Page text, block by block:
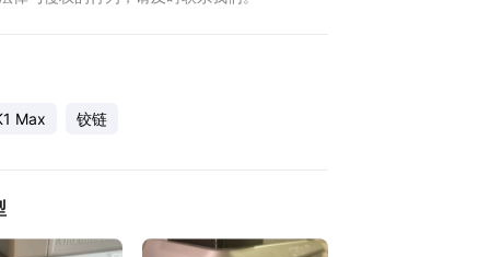
Max 铰链